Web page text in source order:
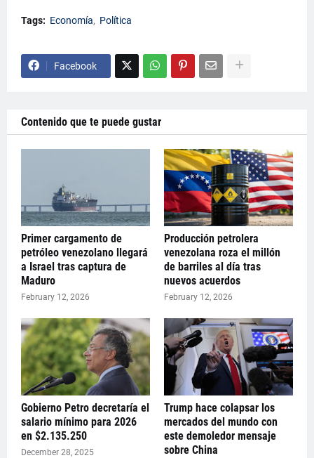
Tags: Economía Política
Facebook
Contenido que te puede gustar
Primer cargamento de
petróleo venezolano llegará
a Israel tras captura de
Maduro
February 12, 2026
Producción petrolera
venezolana roza el millón
de barriles al día tras
nuevos acuerdos
February 12, 2026
Gobierno Petro decretaría el
salario mínimo para 2026
en $2.135.250
December 28, 2025
Trump hace colapsar los
mercados del mundo con
este demoledor mensaje
sobre China